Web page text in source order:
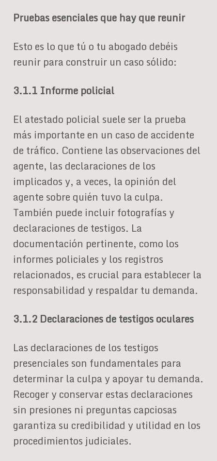
Pruebas esenciales que hay que reunir
Esto es lo que tú o tu abogado debéis
reunir para construir un caso sólido:
3.1.1 Informe policial
El atestado policial suele ser la prueba
más importante en un caso de accidente
de tráfico. Contiene las observaciones del
agente, las declaraciones de los
implicados y, a veces, la opinión del
agente sobre quién tuvo la culpa.
También puede incluir fotografías y
declaraciones de testigos. La
documentación pertinente, como los
informes policiales y los registros
relacionados, es crucial para establecer la
responsabilidad y respaldar tu demanda.
3.1.2 Declaraciones de testigos oculares
Las declaraciones de los testigos
presenciales son fundamentales para
determinar la culpa y apoyar tu demanda.
Recoger y conservar estas declaraciones
sin presiones ni preguntas capciosas
garantiza su credibilidad y utilidad en los
procedimientos judiciales.